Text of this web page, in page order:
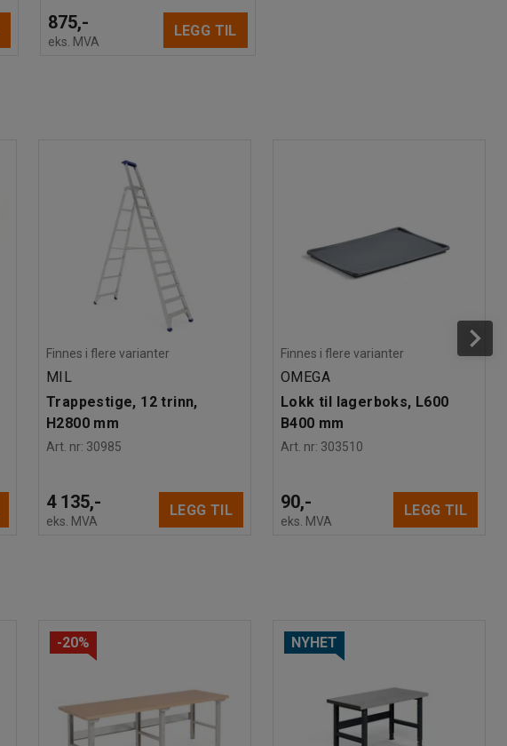
875,-
eks. MVA
LEGG TIL
Finnes i flere varianter
MIL
Trappestige, 12 trinn,
H2800 mm
Art. nr: 30985
4 135,-
eks. MVA
LEGG TIL
Finnes i flere varianter
OMEGA
Lokk til lagerboks, L600
B400 mm
Art. nr: 303510
90,-
eks. MVA
LEGG TIL
-20% NYHET